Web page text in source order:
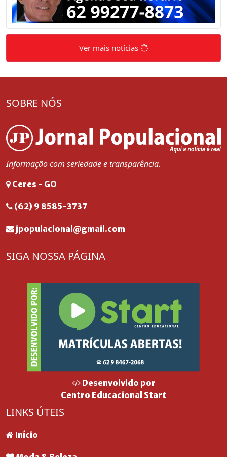
Ver mais notícias
SOBRE NÓS
Informação com seriedade e transparência.
Ceres - GO
(62) 9 8585-3737
jpopulacional@gmail.com
SIGA NOSSA PÁGINA
Desenvolvido por
Centro Educacional Start
LINKS ÚTEIS
Início